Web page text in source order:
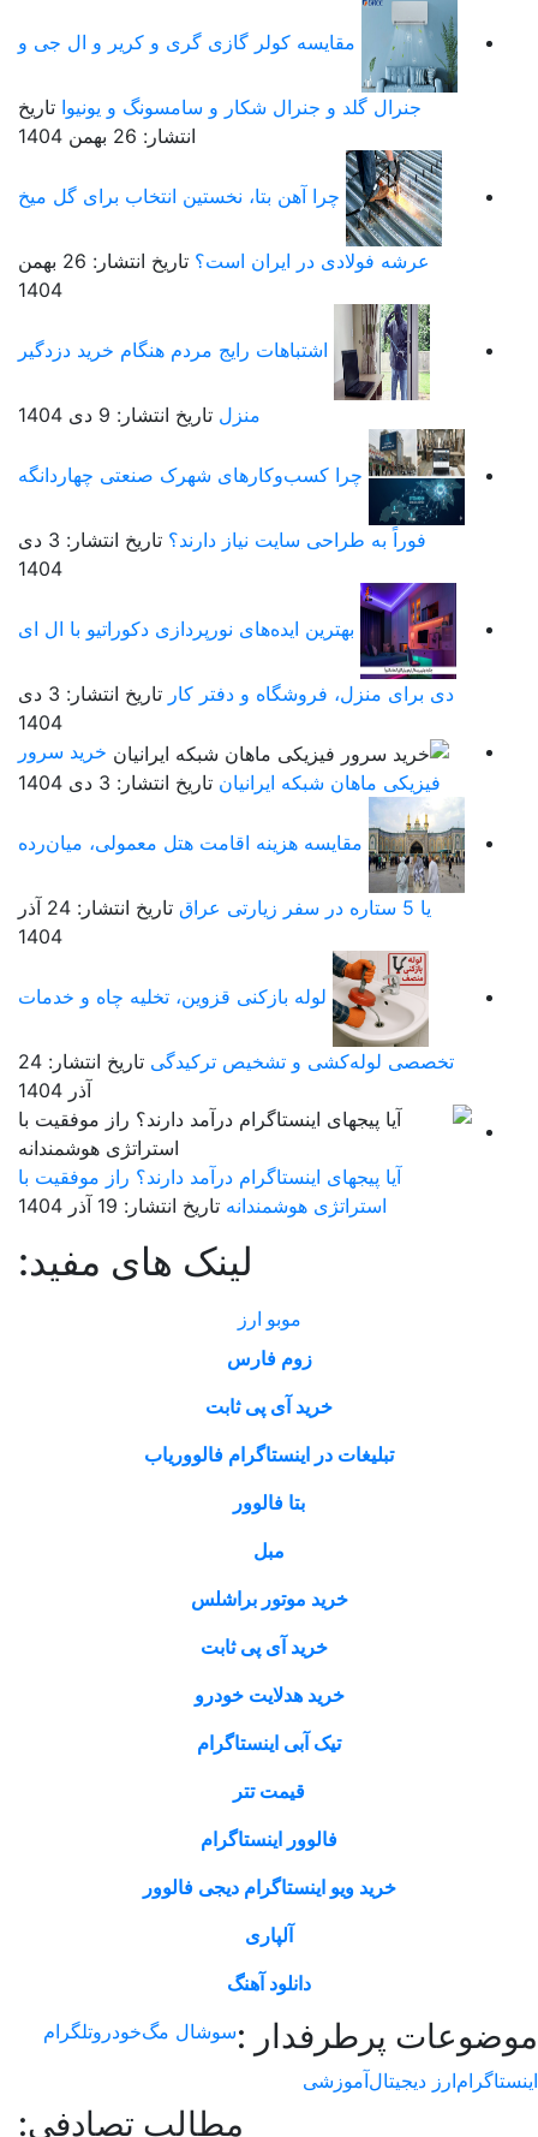
مقایسه کولر گازی گری و کریر و ال جی و
جنرال گلد و جنرال شکار و سامسونگ و یونیوا تاریخ
انتشار: 26 بهمن 1404
چرا آهن بتا، نخستین انتخاب برای گل میخ
عرشه فولادی در ایران است؟
تاریخ انتشار: 26 بهمن
1404
اشتباهات رایج مردم هنگام خرید دزدگیر
منزل تاریخ انتشار: 9 دی 1404
چرا کسب‌وکارهای شهرک صنعتی چهاردانگه
فوراً به طراحی سایت نیاز دارند؟
تاریخ انتشار: 3 دی
1404
بهترین ایده‌های نورپردازی دکوراتیو با ال ای
دی برای منزل، فروشگاه و دفتر کار
تاریخ انتشار: 3 دی
1404
خرید سرور
فیزیکی ماهان شبکه ایرانیان تاریخ انتشار: 3 دی 1404
مقایسه هزینه اقامت هتل معمولی، میان‌رده
تاریخ انتشار: 24 آذر
1404
لوله بازکنی قزوین، تخلیه چاه و خدمات
تخصصی لوله‌کشی و تشخیص ترکیدگی
تاریخ انتشار: 24
آیا پیجهای اینستاگرام درآمد دارند؟ راز موفقیت با
استراتژی هوشمندانه تاریخ انتشار: 19 آذر 1404
لینک های مفید:
موبو ارز
زوم فارس
خرید آی پی ثابت
تبلیغات در اینستاگرام فالووریاب
بتا فالوور
خرید موتور براشلس
خرید آی پی ثابت
خرید هدلایت خودرو
تیک آبی اینستاگرام
قیمت تتر
فالوور اینستاگرام
خرید ویو اینستاگرام دیجی فالوور
آلپاری
دانلود آهنگ
پرطرفدار : سوشال مگخودروتلگرام
ارز دیجیتالآموزشی
مطالب تصادفی: